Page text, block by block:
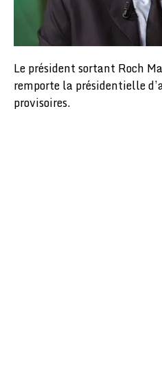
Le président sortant Roch
remporte la présidentielle
provisoires.